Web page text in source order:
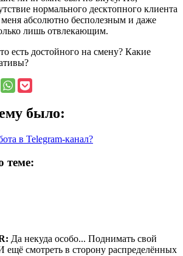
нормального десктопного клиента
меня абсолютно бесполезным и даже
лишь отвлекающим.
есть достойного на смену? Какие
было:
в Telegram-канал?
теме:
Да некуда особо... Поднимать свой
ещё смотреть в сторону распределённых